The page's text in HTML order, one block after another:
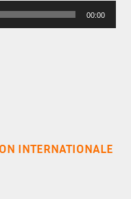
00:00
INTERNATIONALE